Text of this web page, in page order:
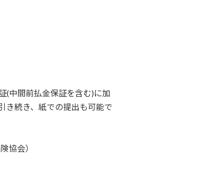
中間前払金保証を含む)に加
き続き、紙での提出も可能で
協会）